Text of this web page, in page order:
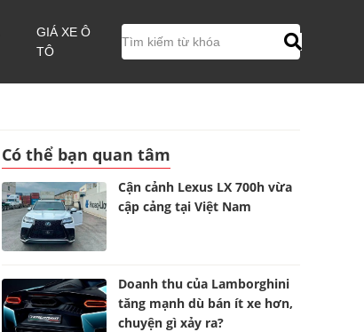
GIÁ XE Ô
TÔ
Có thể bạn quan tâm
Cận cảnh Lexus LX 700h vừa
cập cảng tại Việt Nam
Doanh thu của Lamborghini
tăng mạnh dù bán ít xe hơn,
chuyện gì xảy ra?